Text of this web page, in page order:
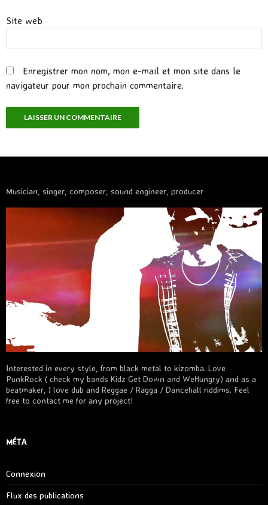
Site web
Enregistrer mon nom, mon e-mail et mon site dans le
navigateur pour mon prochain commentaire.
Musician, singer, composer, sound engineer, producer
Interested in every style, from black metal to kizomba. Love
PunkRock ( check my bands Kidz Get Down and WeHungry) and as a
beatmaker, I love dub and Reggae / Ragga / Dancehall riddims. Feel
free to contact me for any project!
MÉTA
Connexion
Flux des publications